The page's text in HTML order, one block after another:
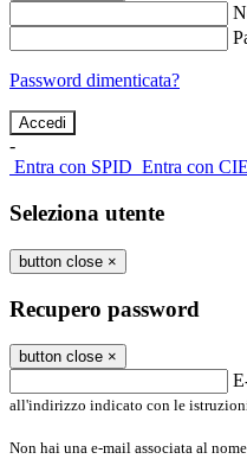
Password dimenticata?
-
Entra con SPID Entra con CIE
Seleziona utente
button close ×
Recupero password
button close ×
all'indirizzo indicato con le
Non hai una e-mail associata al